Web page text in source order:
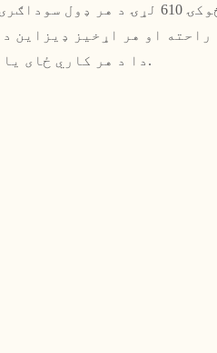
څوکۍ 610 لړۍ د هر ډول
راحته او هر اړخیز ډیزاین
دا د هر کاري ځای یا د اوسیدو ساحې لپاره مناسب اضافه کوي.